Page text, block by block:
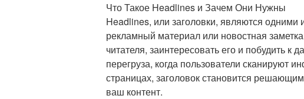
Что Такое Headlines и Зачем Они Нужны
Headlines, или заголовки, являются одними
рекламный материал или новостная
читателя, заинтересовать его и побудить
перегруза, когда пользователи сканируют
страницах, заголовок становится
ваш контент.